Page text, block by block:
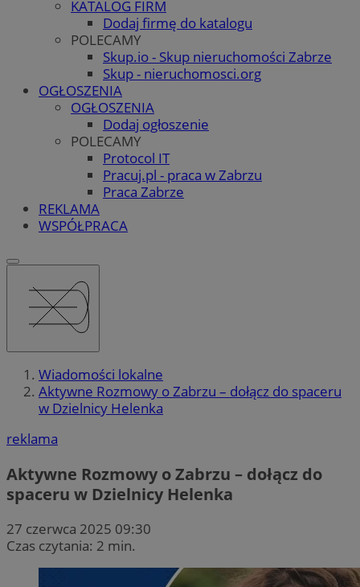
KATALOG FIRM
Dodaj firmę do katalogu
POLECAMY
Skup.io - Skup nieruchomości Zabrze
Skup - nieruchomosci.org
OGŁOSZENIA
OGŁOSZENIA
Dodaj ogłoszenie
POLECAMY
Protocol IT
Pracuj.pl - praca w Zabrzu
Praca Zabrze
REKLAMA
WSPÓŁPRACA
Wiadomości lokalne
Aktywne Rozmowy o Zabrzu – dołącz do spaceru
w Dzielnicy Helenka
reklama
Aktywne Rozmowy o Zabrzu – dołącz do
spaceru w Dzielnicy Helenka
27 czerwca 2025 09:30
Czas czytania: 2 min.